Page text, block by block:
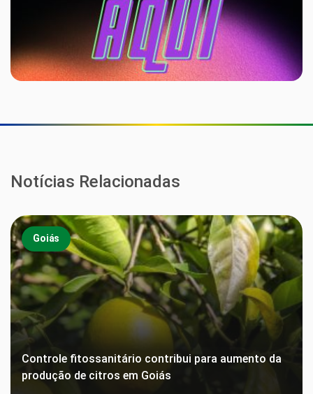
Notícias Relacionadas
Goiás
Controle fitossanitário contribui para aumento da
produção de citros em Goiás